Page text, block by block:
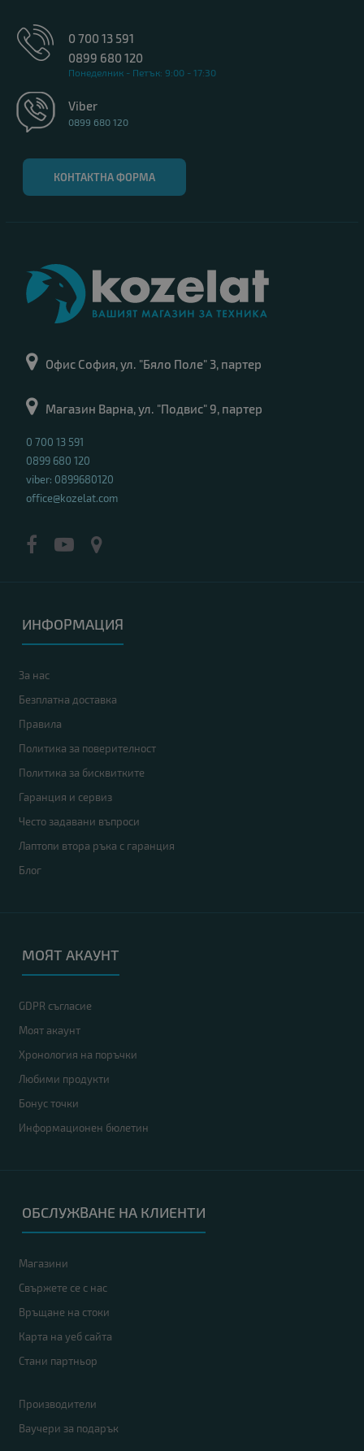
0 700 13 591
0899 680 120
Понеделник - Петък: 9:00 - 17:30
Viber
0899 680 120
КОНТАКТНА ФОРМА
Офис София, ул. "Бяло Поле" 3, партер
Магазин Варна, ул. "Подвис" 9, партер
0 700 13 591
0899 680 120
viber: 0899680120
office@kozelat.com
ИНФОРМАЦИЯ
За нас
Безплатна доставка
Правила
Политика за поверителност
Политика за бисквитките
Гаранция и сервиз
Често задавани въпроси
Лаптопи втора ръка с гаранция
Блог
МОЯТ АКАУНТ
GDPR съгласие
Моят акаунт
Хронология на поръчки
Любими продукти
Бонус точки
Информационен бюлетин
ОБСЛУЖВАНЕ НА КЛИЕНТИ
Магазини
Свържете се с нас
Връщане на стоки
Карта на уеб сайта
Стани партньор
Производители
Ваучери за подарък